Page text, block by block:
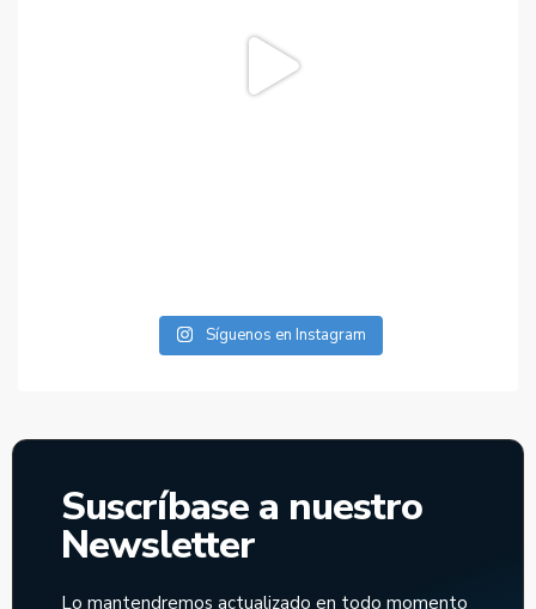
Síguenos en Instagram
Suscríbase a nuestro
Newsletter
Lo mantendremos actualizado en todo momento